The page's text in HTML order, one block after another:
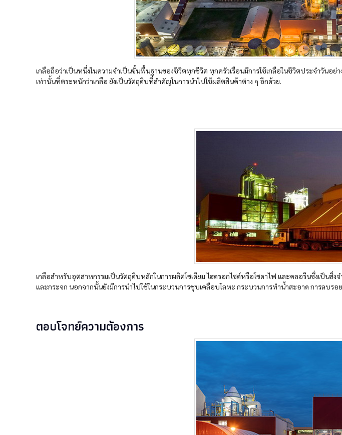
เกลือถือว่าเป็นหนึ่งในความจำเป็นขั้นพื้นฐานของชีวิตทุกชีวิต ทุกครัวเรือนมีการใช้เกลือในชีวิตประจำวันอย่
เท่านั้นที่ตระหนักว่าเกลือ ยังเป็นวัตถุดิบที่สำคัญในการนำไปใช้ผลิตสินค้าต่าง ๆ อีกด้วย.
เกลือสำหรับอุตสาหกรรมเป็นวัตถุดิบหลักในการผลิตโซเดียม ไฮดรอกไซด์หรือโซดาไฟ และคลอรีนซึ่งเป็นสิ่
และกระจก นอกจากนั้นยังมีการนำไปใช้ในกระบวนการชุบเคลือบโลหะ กระบวนการทำน้ำสะอาด การลบรอ
ตอบโจทย์ความต้องการ